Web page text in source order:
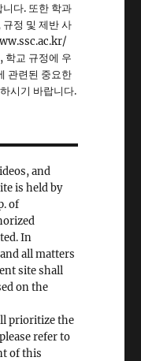
다. 또한 학과
정 및 제반 사
학교 규정에 우
관련된 중요한
시기 바랍니다.
and
is held by
of
In
all matters
site shall
on the
prioritize the
refer to
of this